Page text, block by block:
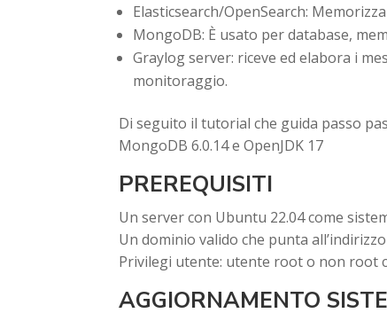
Elasticsearch/OpenSearch:
MongoDB: È usato per database,
Graylog server: riceve ed elabora i
monitoraggio.
Di seguito il tutorial che guida passo
MongoDB 6.0.14 e OpenJDK 17
PREREQUISITI
Un server con Ubuntu 22.04 come
Un dominio valido che punta
Privilegi utente: utente root o non root
AGGIORNAMENTO